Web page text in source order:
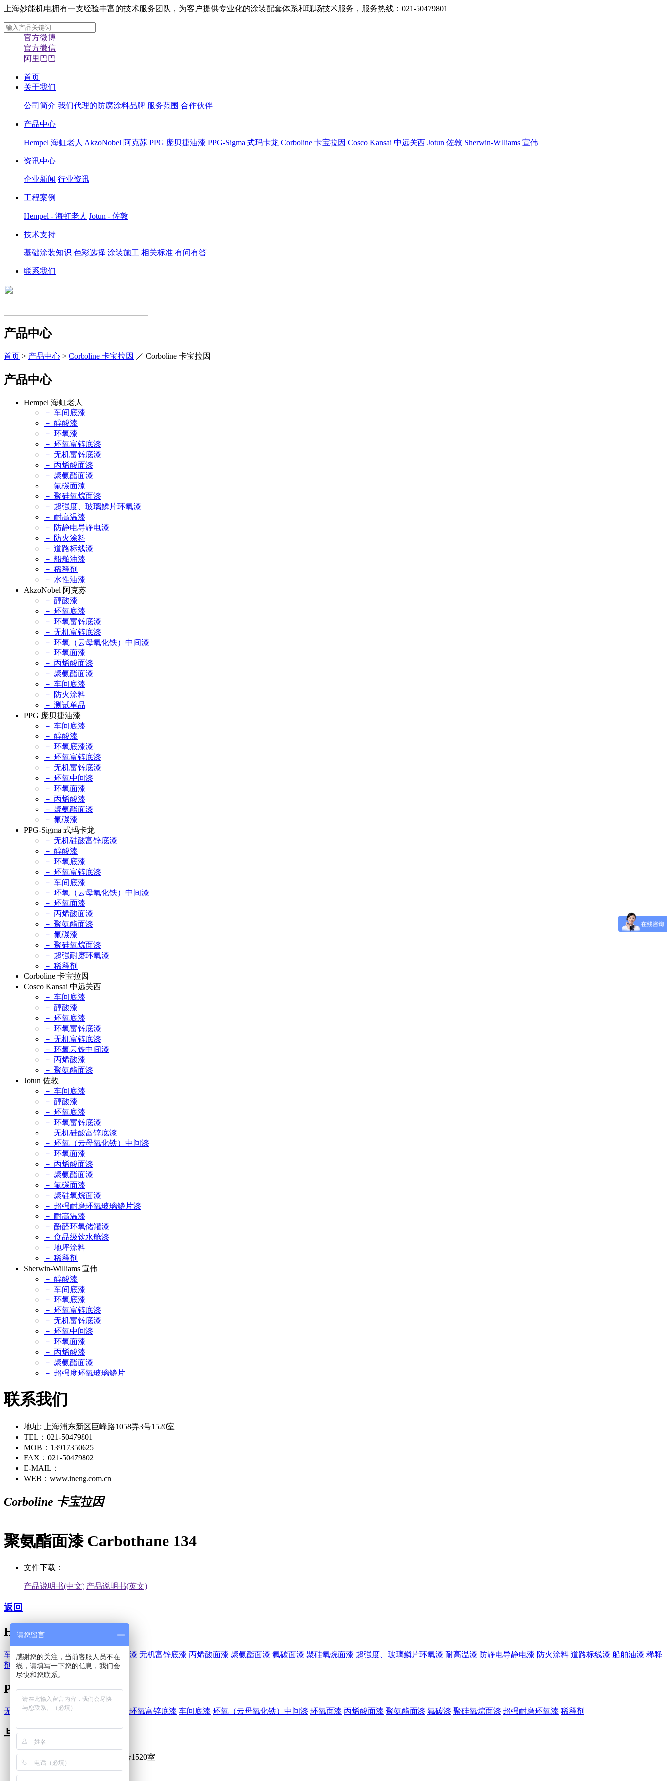
上海妙能机电拥有一支经验丰富的技术服务团队，为客户提供专业化的涂装配套体系和现场技术服务，服务热线：021-50479801
官方微博
官方微信
阿里巴巴
首页
关于我们
公司简介 我们代理的防腐涂料品牌 服务范围 合作伙伴
产品中心
Hempel 海虹老人 AkzoNobel 阿克苏 PPG 庞贝捷油漆 PPG-Sigma 式玛卡龙 Corboline 卡宝拉因 Cosco Kansai 中远关西 Jotun 佐敦 Sherwin-Williams 宣伟
资讯中心
企业新闻 行业资讯
工程案例
Hempel - 海虹老人 Jotun - 佐敦
技术支持
基础涂装知识 色彩选择 涂装施工 相关标准 有问有答
联系我们
产品中心
首页 > 产品中心 > Corboline 卡宝拉因 ／ Corboline 卡宝拉因
产品中心
Hempel 海虹老人
－ 车间底漆
－ 醇酸漆
－ 环氧漆
－ 环氧富锌底漆
－ 无机富锌底漆
－ 丙烯酸面漆
－ 聚氨酯面漆
－ 氟碳面漆
－ 聚硅氧烷面漆
－ 超强度、玻璃鳞片环氧漆
－ 耐高温漆
－ 防静电导静电漆
－ 防火涂料
－ 道路标线漆
－ 船舶油漆
－ 稀释剂
－ 水性油漆
AkzoNobel 阿克苏
－ 醇酸漆
－ 环氧底漆
－ 环氧富锌底漆
－ 无机富锌底漆
－ 环氧（云母氧化铁）中间漆
－ 环氧面漆
－ 丙烯酸面漆
－ 聚氨酯面漆
－ 车间底漆
－ 防火涂料
－ 测试单品
PPG 庞贝捷油漆
－ 车间底漆
－ 醇酸漆
－ 环氧底漆漆
－ 环氧富锌底漆
－ 无机富锌底漆
－ 环氧中间漆
－ 环氧面漆
－ 丙烯酸漆
－ 聚氨酯面漆
－ 氟碳漆
PPG-Sigma 式玛卡龙
－ 无机硅酸富锌底漆
－ 醇酸漆
－ 环氧底漆
－ 环氧富锌底漆
－ 车间底漆
－ 环氧（云母氧化铁）中间漆
－ 环氧面漆
－ 丙烯酸面漆
－ 聚氨酯面漆
－ 氟碳漆
－ 聚硅氧烷面漆
－ 超强耐磨环氧漆
－ 稀释剂
Corboline 卡宝拉因
Cosco Kansai 中远关西
－ 车间底漆
－ 醇酸漆
－ 环氧底漆
－ 环氧富锌底漆
－ 无机富锌底漆
－ 环氧云铁中间漆
－ 丙烯酸漆
－ 聚氨酯面漆
Jotun 佐敦
－ 车间底漆
－ 醇酸漆
－ 环氧底漆
－ 环氧富锌底漆
－ 无机硅酸富锌底漆
－ 环氧（云母氧化铁）中间漆
－ 环氧面漆
－ 丙烯酸面漆
－ 聚氨酯面漆
－ 氟碳面漆
－ 聚硅氧烷面漆
－ 超强耐磨环氧玻璃鳞片漆
－ 耐高温漆
－ 酚醛环氧储罐漆
－ 食品级饮水舱漆
－ 地坪涂料
－ 稀释剂
Sherwin-Williams 宣伟
－ 醇酸漆
－ 车间底漆
－ 环氧底漆
－ 环氧富锌底漆
－ 无机富锌底漆
－ 环氧中间漆
－ 环氧面漆
－ 丙烯酸漆
－ 聚氨酯面漆
－ 超强度环氧玻璃鳞片
联系我们
地址: 上海浦东新区巨峰路1058弄3号1520室
TEL：021-50479801
MOB：13917350625
FAX：021-50479802
E-MAIL：
WEB：www.ineng.com.cn
Corboline 卡宝拉因
聚氨酯面漆 Carbothane 134
文件下载：
产品说明书(中文) 产品说明书(英文)
返回
HEMPEL-海虹老人
车间底漆 醇酸漆 环氧漆 环氧富锌底漆 无机富锌底漆 丙烯酸面漆 聚氨酯面漆 氟碳面漆 聚硅氧烷面漆 超强度、玻璃鳞片环氧漆 耐高温漆 防静电导静电漆 防火涂料 道路标线漆 船舶油漆 稀释
剂
水性油漆
PPG-庞贝捷
无机硅酸富锌底漆 醇酸漆 环氧富锌底漆 车间底漆 环氧（云母氧化铁）中间漆 环氧面漆 丙烯酸面漆 聚氨酯面漆 氟碳漆 聚硅氧烷面漆 超强耐磨环氧漆 稀释剂
与我们联系
上海浦东新区巨峰路1058弄3号1520室
021-50479801
请您留言
感谢您的关注，当前客服人员不在
线，请填写一下您的信息，我们会
尽快和您联系。